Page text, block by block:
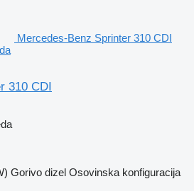
Mercedes-Benz Sprinter 310 CDI
310 CDI
Gorivo dizel Osovinska konfiguracija